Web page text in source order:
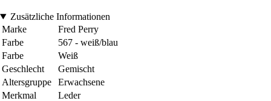
Zusätzliche Informationen
Marke
Fred Perry
Farbe
567 - weiß/blau
Farbe
Weiß
Geschlecht
Gemischt
Altersgruppe
Erwachsene
Merkmal
Leder